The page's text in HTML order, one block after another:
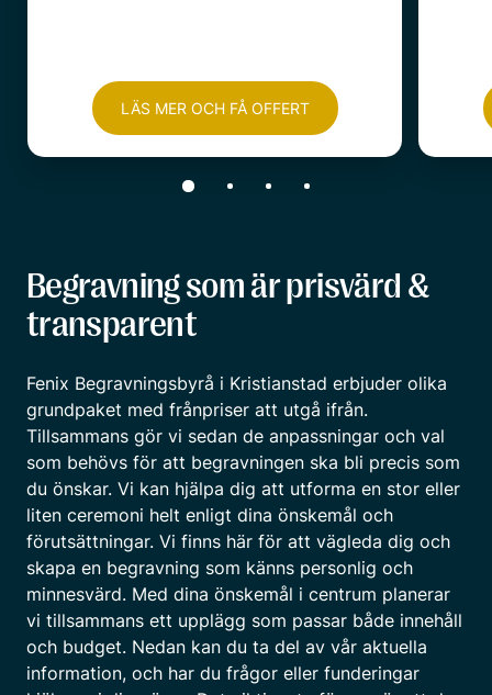
LÄS MER OCH FÅ OFFERT
Begravning som är prisvärd &
transparent
Fenix Begravningsbyrå i Kristianstad erbjuder olika
grundpaket med frånpriser att utgå ifrån.
Tillsammans gör vi sedan de anpassningar och val
som behövs för att begravningen ska bli precis som
du önskar. Vi kan hjälpa dig att utforma en stor eller
liten ceremoni helt enligt dina önskemål och
förutsättningar. Vi finns här för att vägleda dig och
skapa en begravning som känns personlig och
minnesvärd. Med dina önskemål i centrum planerar
vi tillsammans ett upplägg som passar både innehåll
och budget. Nedan kan du ta del av vår aktuella
information, och har du frågor eller funderingar